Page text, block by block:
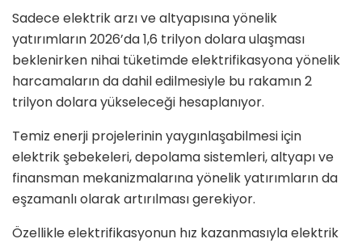
Sadece elektrik arzı ve altyapısına yönelik
yatırımların 2026’da 1,6 trilyon dolara ulaşması
beklenirken nihai tüketimde elektrifikasyona yönelik
harcamaların da dahil edilmesiyle bu rakamın 2
trilyon dolara yükseleceği hesaplanıyor.
Temiz enerji projelerinin yaygınlaşabilmesi için
elektrik şebekeleri, depolama sistemleri, altyapı ve
finansman mekanizmalarına yönelik yatırımların da
eşzamanlı olarak artırılması gerekiyor.
Özellikle elektrifikasyonun hız kazanmasıyla elektrik